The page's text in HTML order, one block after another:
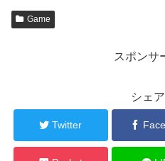
Game
スポンサ
シェ
Twitter